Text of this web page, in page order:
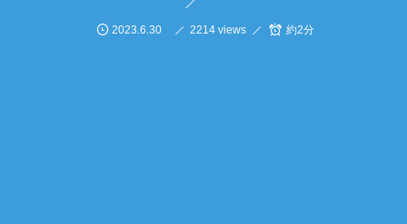
2023.6.30 2214 views 約2分